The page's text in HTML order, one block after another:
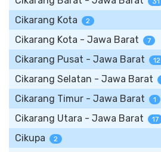
Cikarang Kota 2
Cikarang Kota - Jawa Barat 7
Cikarang Pusat - Jawa Barat 12
Cikarang Selatan - Jawa Barat
Cikarang Timur - Jawa Barat 1
Cikarang Utara - Jawa Barat 17
Cikupa 2